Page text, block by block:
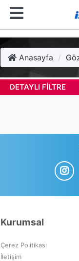
Anasayfa
DETAYLI FILTRE
Kurumsal
Çerez Politikası
İletişim